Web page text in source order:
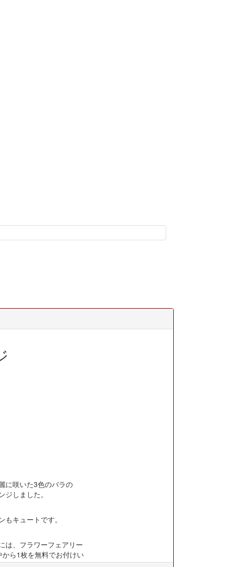
に咲いた3色のバラの
しました。
キュートです。
は、フラワーフェアリー
ら1枚を無料でお付けい